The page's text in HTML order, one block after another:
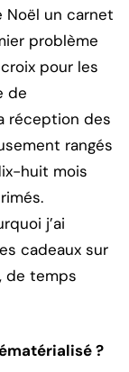
Noël un carnet
problème
pour les
de
réception des
rangés
huit mois
j’ai
cadeaux sur
de temps
?